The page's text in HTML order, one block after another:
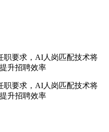
职要求，AI人岗匹配技术将
升招聘效率
职要求，AI人岗匹配技术将
升招聘效率